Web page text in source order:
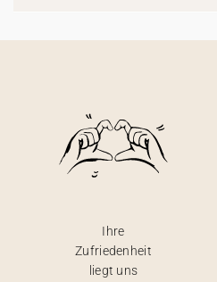
Ihre
Zufriedenheit
liegt uns